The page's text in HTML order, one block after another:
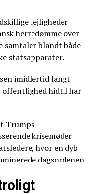
lejligheder
herredømme over
samtaler blandt både
statsapparater.
imidlertid langt
offentlighed hidtil har
Trumps
krisemøder
hvor en dyb
dagsordenen.